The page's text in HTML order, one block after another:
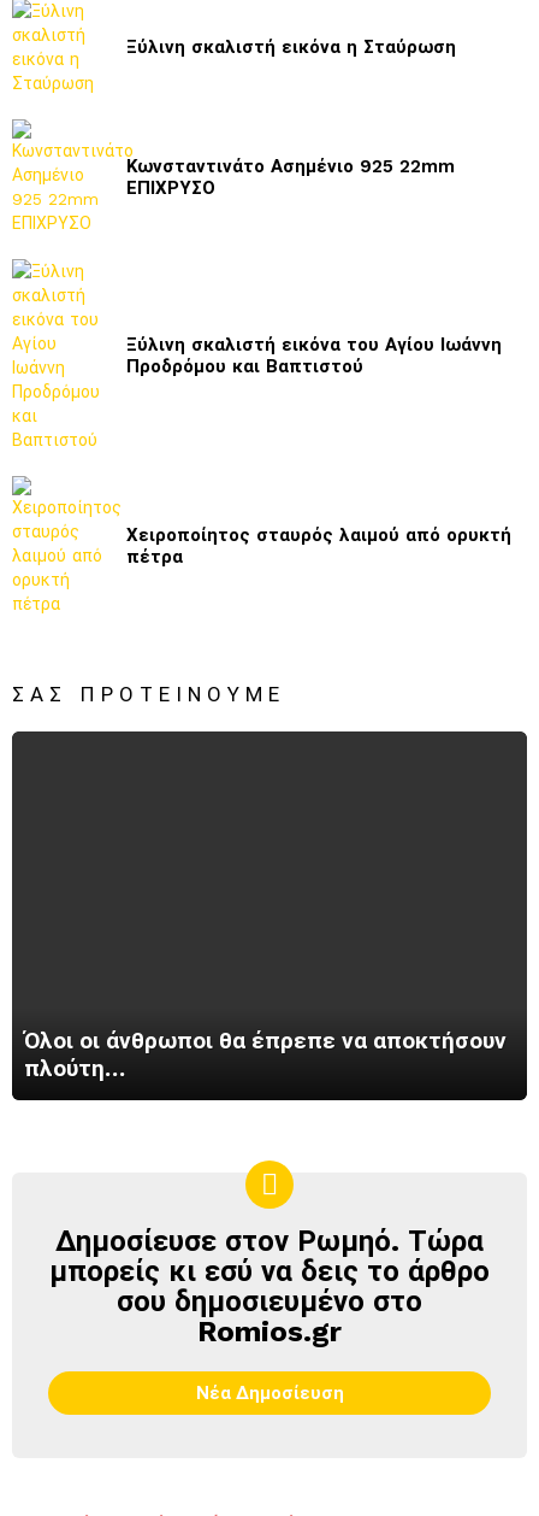
Ξύλινη σκαλιστή εικόνα η Σταύρωση
Κωνσταντινάτο Ασημένιο 925 22mm
ΕΠΙΧΡΥΣΟ
Ξύλινη σκαλιστή εικόνα του Αγίου Ιωάννη
Προδρόμου και Βαπτιστού
Χειροποίητος σταυρός λαιμού από ορυκτή
πέτρα
ΣΑΣ ΠΡΟΤΕΊΝΟΥΜΕ
Όλοι οι άνθρωποι θα έπρεπε να αποκτήσουν
πλούτη…
ΔΗΜΟΣΊΕΥΣΕ
ΣΤΟΝ
ΡΩΜΗΌ
Δημοσίευσε στον Ρωμηό. Τώρα
μπορείς κι εσύ να δεις το άρθρο
σου δημοσιευμένο στο
Romios.gr
Νέα Δημοσίευση